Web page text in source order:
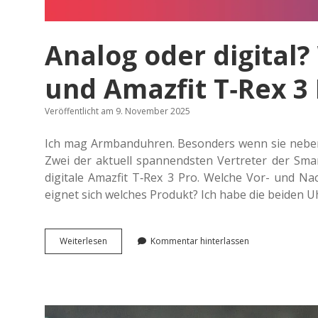
Analog oder digital?
und Amazfit T‑Rex
Veröffentlicht am 9. November 2025
Ich mag Arm­band­uh­ren. Beson­ders wenn sie
Zwei der aktu­ell span­nends­ten Ver­tre­ter der
digi­ta­le Amaz­fit T‑Rex 3 Pro. Welche Vor- und
eignet sich wel­ches Pro­dukt? Ich habe die beiden
Wei­ter­le­sen
oder
Scan­
Kommentar hinterlassen